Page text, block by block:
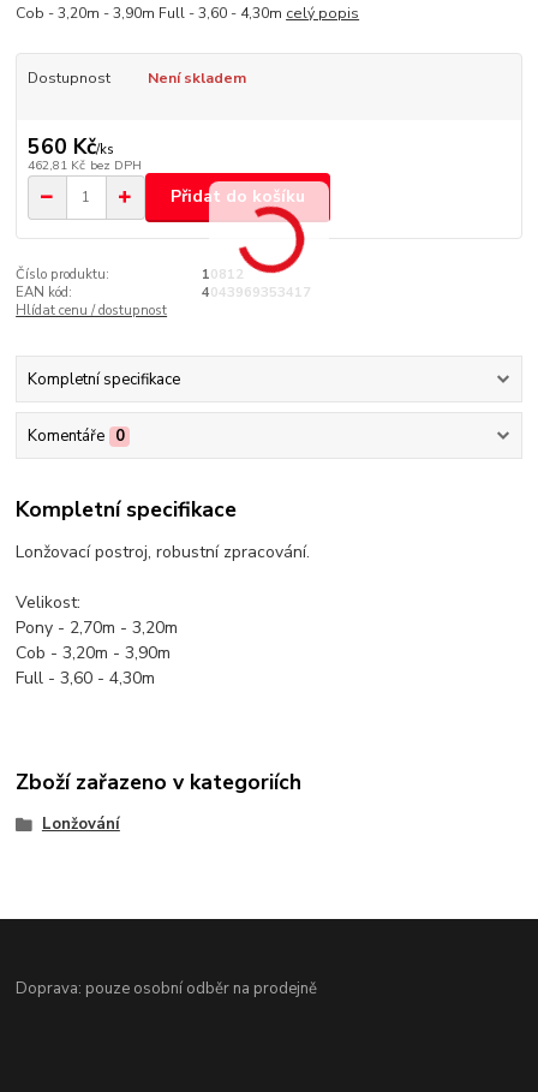
Cob - 3,20m - 3,90m Full - 3,60 - 4,30m celý popis
Dostupnost Není skladem
560 Kč/ks
462,81 Kč bez DPH
Přidat do košíku
Číslo produktu:
10812
EAN kód:
4043969353417
Hlídat cenu / dostupnost
Kompletní specifikace
Komentáře 0
Kompletní specifikace
Lonžovací postroj, robustní zpracování.
Velikost:
Pony - 2,70m - 3,20m
Cob - 3,20m - 3,90m
Full - 3,60 - 4,30m
Zboží zařazeno v kategoriích
Lonžování
Doprava: pouze osobní odběr na prodejně